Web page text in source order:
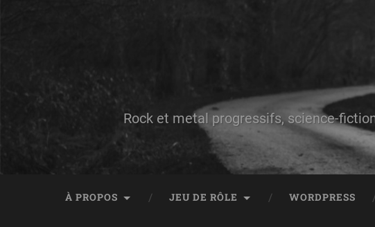
Rock et metal progressifs, science-
À PROPOS JEU DE RÔLE WORDPRESS